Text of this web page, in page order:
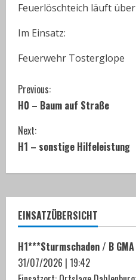
Feuerlöschteich läuft über
Im Einsatz:
Feuerwehr Tosterglope
C
o
n
t
i
n
u
e
Previous:
H0 – Baum auf Straße
Next:
H1 – sonstige Hilfeleistung
EINSATZÜBERSICHT
H1***Sturmschaden / B GMA
31/07/2026 | 19:42